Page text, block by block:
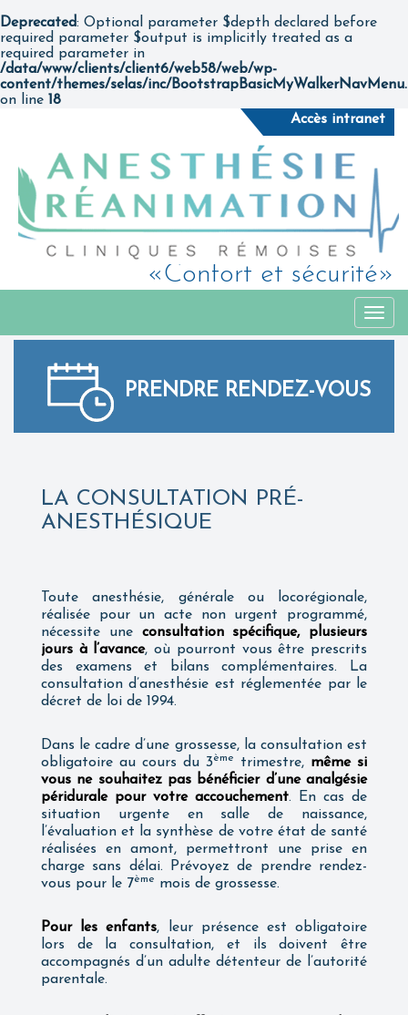
Deprecated: Optional parameter $depth declared before
required parameter $output is implicitly treated as a
required parameter in
/data/www/clients/client6/web58/web/wp-
content/themes/selas/inc/
on line 18
Accès intranet
«Confort et sécurité»
PRENDRE RENDEZ-VOUS
LA CONSULTATION PRÉ-
ANESTHÉSIQUE
Toute anesthésie, générale ou locorégionale,
réalisée pour un acte non urgent programmé,
nécessite une consultation spécifique, plusieurs
jours à l’avance, où pourront vous être prescrits
des examens et bilans complémentaires. La
consultation d’anesthésie est réglementée par le
décret de loi de 1994.
Dans le cadre d’une grossesse, la consultation est
obligatoire au cours du 3ème trimestre, même si
vous ne souhaitez pas bénéficier d’une analgésie
péridurale pour votre accouchement. En cas de
situation urgente en salle de naissance,
l’évaluation et la synthèse de votre état de santé
réalisées en amont, permettront une prise en
charge sans délai. Prévoyez de prendre rendez-
vous pour le 7ème mois de grossesse.
Pour les enfants, leur présence est obligatoire
lors de la consultation, et ils doivent être
accompagnés d’un adulte détenteur de l’autorité
parentale.